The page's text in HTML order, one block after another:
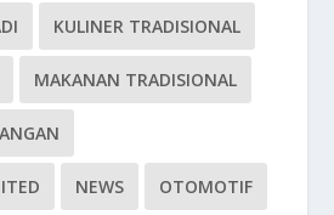
KULINER TRADISIONAL
MAKANAN TRADISIONAL
NEWS OTOMOTIF